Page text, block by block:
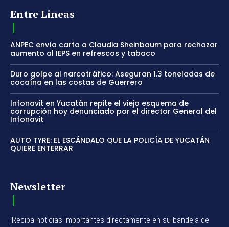
Entre Lineas
ANPEC envía carta a Claudia Sheinbaum para rechazar
aumento al IEPS en refrescos y tabaco
Duro golpe al narcotráfico: Aseguran 1.3 toneladas de
cocaína en las costas de Guerrero
Infonavit en Yucatán repite el viejo esquema de
corrupción hoy denunciado por el director General del
Infonavit
AUTO TYRE: EL ESCÁNDALO QUE LA POLICÍA DE YUCATÁN
QUIERE ENTERRAR
Newsletter
¡Reciba noticias importantes directamente en su bandeja de